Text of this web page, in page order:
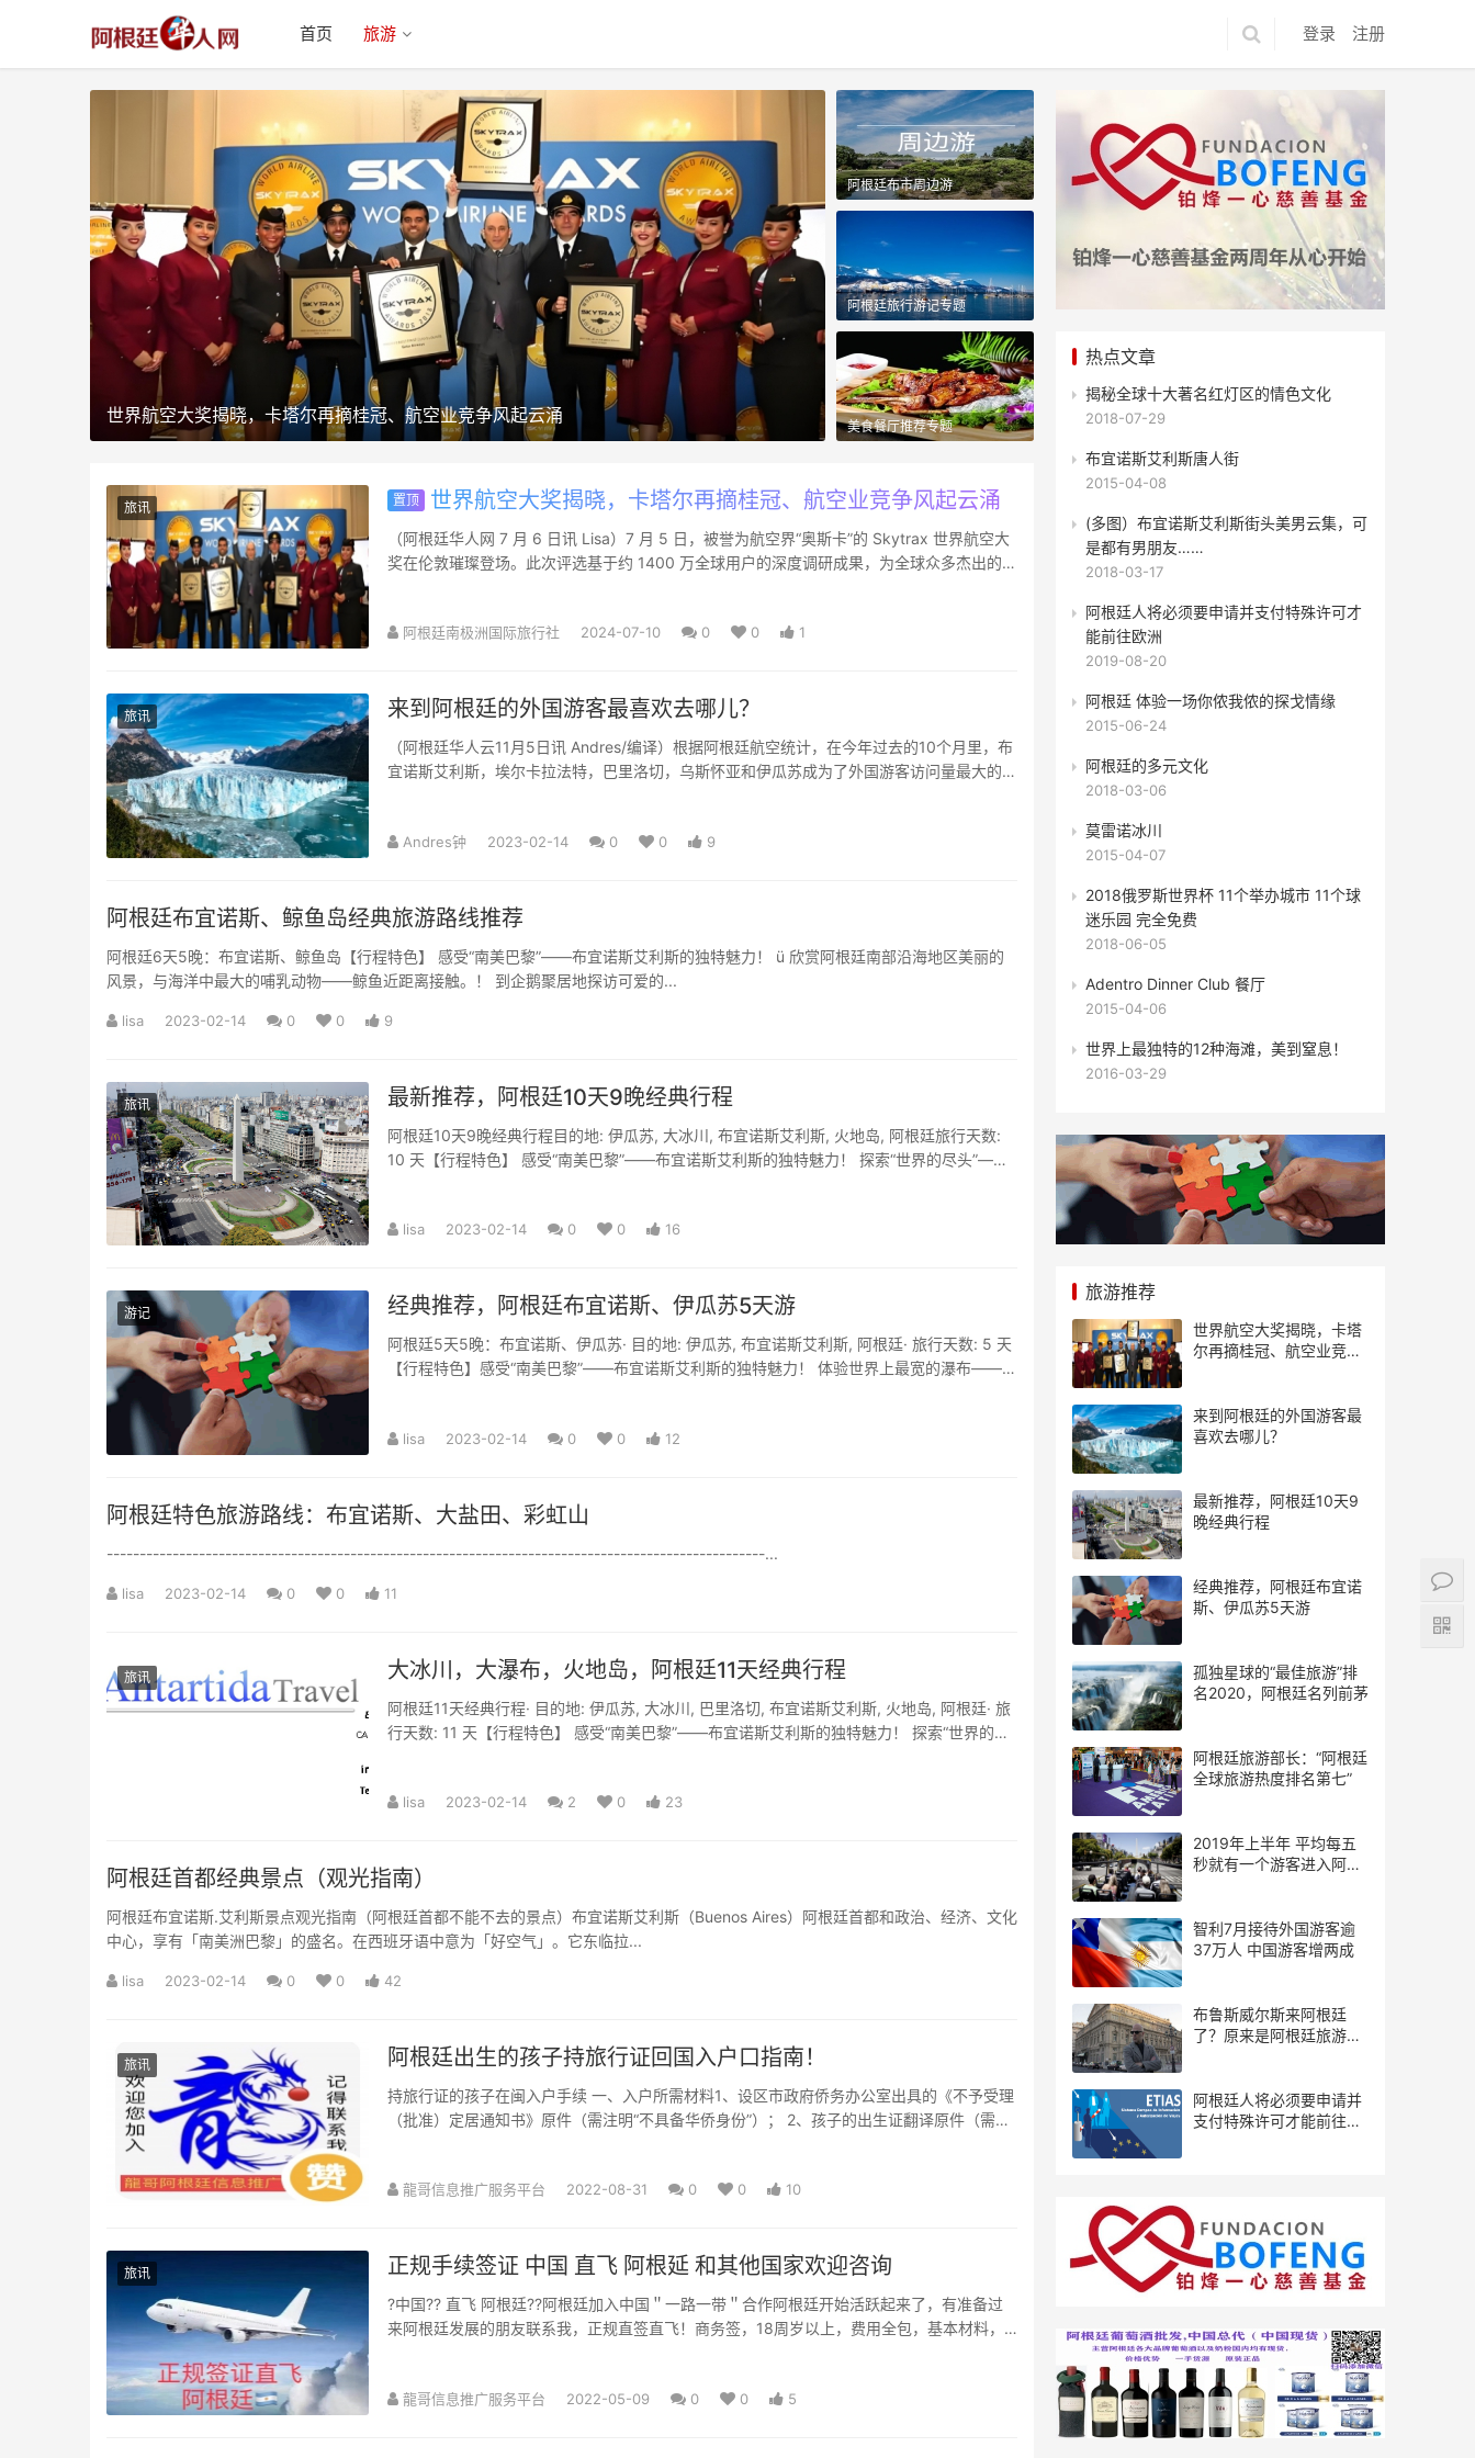
登录 注册
首页 旅游
世界航空大奖揭晓，卡塔尔再摘桂冠、航空业竞争风起云涌 来到阿根廷的外国游客最喜欢去哪儿？
阿根廷布市周边游
阿根廷旅行游记专题
美食餐厅推荐专题
旅讯 置顶 世界航空大奖揭晓，卡塔尔再摘桂冠、航空业竞争风起云涌
（阿根廷华人网 7 月 6 日讯 Lisa）7 月 5 日，被誉为航空界“奥斯卡”的 Skytrax 世界航空大
奖在伦敦璀璨登场。此次评选基于约 1400 万全球用户的深度调研成果，为全球众多杰出的
阿根廷南极洲国际旅行社 2024-07-10 0 0 1
旅讯 来到阿根廷的外国游客最喜欢去哪儿？
（阿根廷华人云11月5日讯 Andres/编译）根据阿根廷航空统计，在今年过去的10个月里，布
宜诺斯艾利斯，埃尔卡拉法特，巴里洛切，乌斯怀亚和伊瓜苏成为了外国游客访问量最大的五
Andres钟 2023-02-14 0 0 9
阿根廷布宜诺斯、鲸鱼岛经典旅游路线推荐
阿根廷6天5晚：布宜诺斯、鲸鱼岛【行程特色】 感受“南美巴黎”——布宜诺斯艾利斯的独特魅力！ ü 欣赏阿根廷南部沿海地区美丽的
风景，与海洋中最大的哺乳动物——鲸鱼近距离接触。！ 到企鹅聚居地探访可爱的...
lisa 2023-02-14 0 0 9
旅讯 最新推荐，阿根廷10天9晚经典行程
阿根廷10天9晚经典行程目的地: 伊瓜苏, 大冰川, 布宜诺斯艾利斯, 火地岛, 阿根廷旅行天数:
10 天【行程特色】 感受“南美巴黎”——布宜诺斯艾利斯的独特魅力！ 探索“世界的尽头”——
lisa 2023-02-14 0 0 16
游记 经典推荐，阿根廷布宜诺斯、伊瓜苏5天游
阿根廷5天5晚：布宜诺斯、伊瓜苏· 目的地: 伊瓜苏, 布宜诺斯艾利斯, 阿根廷· 旅行天数: 5 天
【行程特色】感受“南美巴黎”——布宜诺斯艾利斯的独特魅力！ 体验世界上最宽的瀑布——伊
lisa 2023-02-14 0 0 12
阿根廷特色旅游路线：布宜诺斯、大盐田、彩虹山
----------------------------------------------------------------------------------------------------...
lisa 2023-02-14 0 0 11
旅讯 大冰川，大瀑布，火地岛，阿根廷11天经典行程
阿根廷11天经典行程· 目的地: 伊瓜苏, 大冰川, 巴里洛切, 布宜诺斯艾利斯, 火地岛, 阿根廷· 旅
行天数: 11 天【行程特色】 感受“南美巴黎”——布宜诺斯艾利斯的独特魅力！ 探索“世界的
lisa 2023-02-14 2 0 23
阿根廷首都经典景点（观光指南）
阿根廷布宜诺斯.艾利斯景点观光指南（阿根廷首都不能不去的景点）布宜诺斯艾利斯（Buenos Aires）阿根廷首都和政治、经济、文化
中心，享有「南美洲巴黎」的盛名。在西班牙语中意为「好空气」。它东临拉...
lisa 2023-02-14 0 0 42
旅讯 阿根廷出生的孩子持旅行证回国入户口指南！
持旅行证的孩子在闽入户手续 一、入户所需材料1、设区市政府侨务办公室出具的《不予受理
（批准）定居通知书》原件（需注明“不具备华侨身份”）； 2、孩子的出生证翻译原件（需有
龍哥信息推广服务平台 2022-08-31 0 0 10
旅讯 正规手续签证 中国 直飞 阿根延 和其他国家欢迎咨询
?中国?? 直飞 阿根廷??阿根廷加入中国＂一路一带＂合作阿根廷开始活跃起来了，有准备过
来阿根廷发展的朋友联系我，正规直签直飞！商务签，18周岁以上，费用全包，基本材料，
龍哥信息推广服务平台 2022-05-09 0 0 5
热点文章
揭秘全球十大著名红灯区的情色文化
2018-07-29
布宜诺斯艾利斯唐人街
2015-04-08
(多图）布宜诺斯艾利斯街头美男云集，可
是都有男朋友……
2018-03-17
阿根廷人将必须要申请并支付特殊许可才
能前往欧洲
2019-08-20
阿根廷 体验一场你侬我侬的探戈情缘
2015-06-24
阿根廷的多元文化
2018-03-06
莫雷诺冰川
2015-04-07
2018俄罗斯世界杯 11个举办城市 11个球
迷乐园 完全免费
2018-06-05
Adentro Dinner Club 餐厅
2015-04-06
世界上最独特的12种海滩，美到窒息！
2016-03-29
旅游推荐
世界航空大奖揭晓，卡塔
尔再摘桂冠、航空业竞争
来到阿根廷的外国游客最
喜欢去哪儿？
最新推荐，阿根廷10天9
晚经典行程
经典推荐，阿根廷布宜诺
斯、伊瓜苏5天游
孤独星球的“最佳旅游”排
名2020，阿根廷名列前茅
阿根廷旅游部长：“阿根廷
全球旅游热度排名第七”
2019年上半年 平均每五
秒就有一个游客进入阿根
智利7月接待外国游客逾
37万人 中国游客增两成
布鲁斯威尔斯来阿根廷
了？原来是阿根廷旅游局
阿根廷人将必须要申请并
支付特殊许可才能前往欧